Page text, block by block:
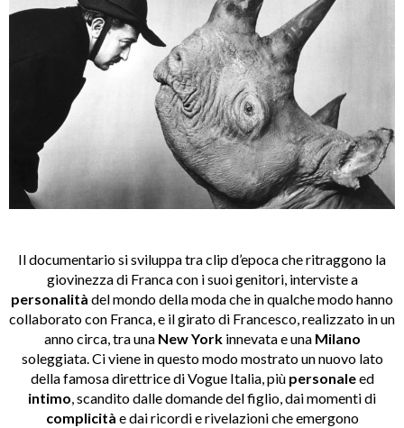
Il documentario si sviluppa tra clip d’epoca che ritraggono la
giovinezza di Franca con i suoi genitori, interviste a
personalità del mondo della moda che in qualche modo hanno
collaborato con Franca, e il girato di Francesco, realizzato in un
anno circa, tra una New Yorkinnevata e una Milano
soleggiata. Ci viene in questo modo mostrato un nuovo lato
della famosa direttrice di Vogue Italia, più personaleed
intimo, scandito dalle domande del figlio, dai momenti di
complicità e dai ricordi e rivelazioni che emergono